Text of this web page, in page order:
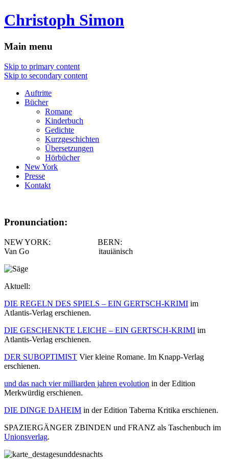
Christoph Simon
Main menu
Skip to primary content
Skip to secondary content
Auftritte
Bücher
Romane
Kinderbuch
Gedichte
Kurzgeschichten
Übersetzungen
Hörbücher
New York
Presse
Kontakt
Pronunciation:
NEW YORK: BERN:
Van Go itauiänisch
Aktuell:
DIE REGELN DES SPIELS – EIN GERTSCH-KRIMI im
Atlantis-Verlag erschienen.
DIE GESCHENKTE LEICHE – EIN GERTSCH-KRIMI im
Atlantis-Verlag erschienen.
DER SUBOPTIMIST Vier kleine Romane. Im Knapp-Verlag
erschienen.
und das nach vier milliarden jahren evolution in der Edition
Merkwürdig erschienen.
DIE DINGE DAHEIM in der Edition Taberna Kritika erschienen.
SPAZIERGÄNGER ZBINDEN und FRANZ als Taschenbuch im
Unionsverlag.